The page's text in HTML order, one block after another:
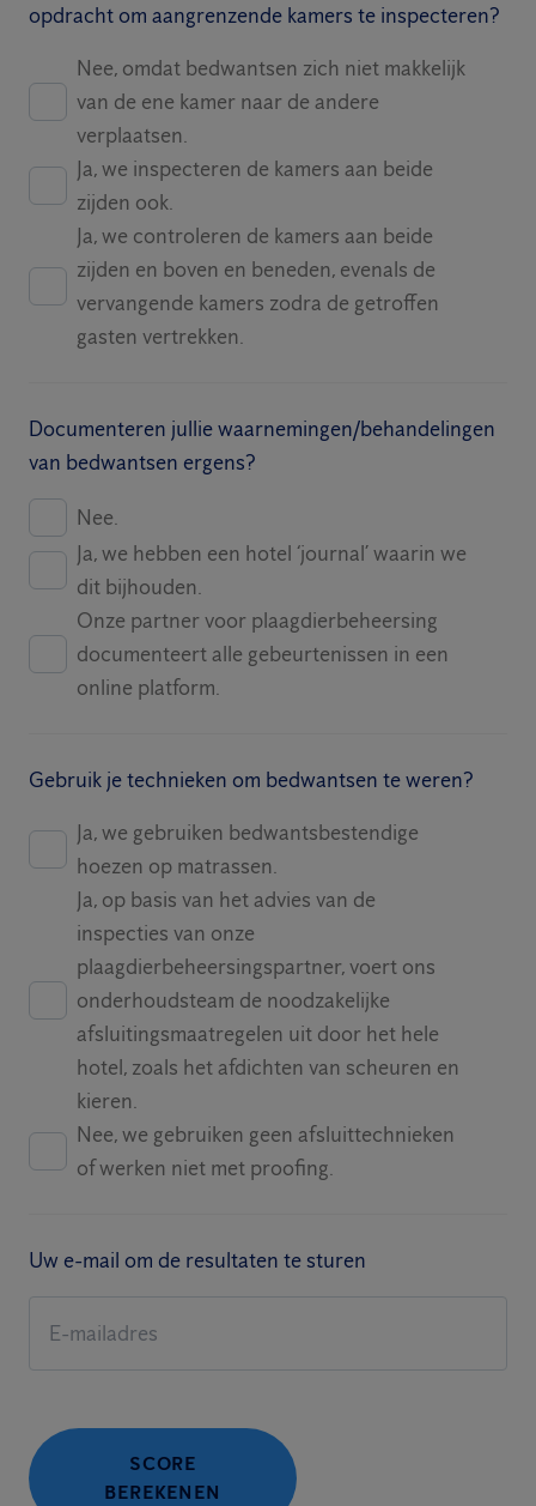
opdracht om aangrenzende kamers te inspecteren?
Nee, omdat bedwantsen zich niet makkelijk
van de ene kamer naar de andere
verplaatsen.
Ja, we inspecteren de kamers aan beide
zijden ook.
Ja, we controleren de kamers aan beide
zijden en boven en beneden, evenals de
vervangende kamers zodra de getroffen
gasten vertrekken.
Documenteren jullie waarnemingen/behandelingen
van bedwantsen ergens?
Nee.
Ja, we hebben een hotel ‘journal’ waarin we
dit bijhouden.
Onze partner voor plaagdierbeheersing
documenteert alle gebeurtenissen in een
online platform.
Gebruik je technieken om bedwantsen te weren?
Ja, we gebruiken bedwantsbestendige
hoezen op matrassen.
Ja, op basis van het advies van de
inspecties van onze
plaagdierbeheersingspartner, voert ons
onderhoudsteam de noodzakelijke
afsluitingsmaatregelen uit door het hele
hotel, zoals het afdichten van scheuren en
kieren.
Nee, we gebruiken geen afsluittechnieken
of werken niet met proofing.
Uw e-mail om de resultaten te sturen
SCORE
BEREKENEN